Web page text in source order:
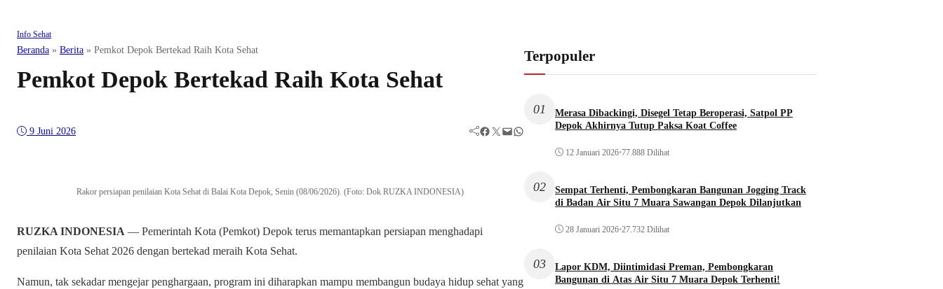
Info Sehat
Beranda » Berita » Pemkot Depok Bertekad Raih Kota Sehat
Pemkot Depok Bertekad Raih Kota Sehat
9 Juni 2026 Facebook Twitter Mail WhatsApp
Rakor persiapan penilaian Kota Sehat di Balai Kota Depok, Senin (08/06/2026). (Foto: Dok RUZKA INDONESIA)
RUZKA INDONESIA — Pemerintah Kota (Pemkot) Depok terus memantapkan persiapan menghadapi
penilaian Kota Sehat 2026 dengan bertekad meraih Kota Sehat.
Namun, tak sekadar mengejar penghargaan, program ini diharapkan mampu membangun budaya hidup sehat yang
Terpopuler
01
Merasa Dibackingi, Disegel Tetap Beroperasi, Satpol PP
Depok Akhirnya Tutup Paksa Koat Coffee
12 Januari 2026•77.888 Dilihat
02
Sempat Terhenti, Pembongkaran Bangunan Jogging Track
di Badan Air Situ 7 Muara Sawangan Depok Dilanjutkan
28 Januari 2026•27.732 Dilihat
03
Lapor KDM, Diintimidasi Preman, Pembongkaran
Bangunan di Atas Air Situ 7 Muara Depok Terhenti!